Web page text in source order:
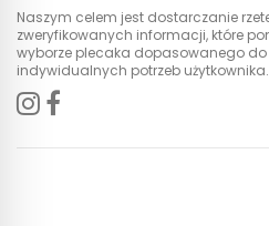
Naszym celem jest dostarczanie
zweryfikowanych informacji, które
wyborze plecaka dopasowanego do
indywidualnych potrzeb użytkownika.